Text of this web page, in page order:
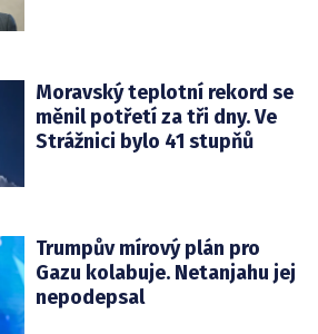
Moravský teplotní rekord se
měnil potřetí za tři dny. Ve
Strážnici bylo 41 stupňů
Trumpův mírový plán pro
Gazu kolabuje. Netanjahu jej
nepodepsal